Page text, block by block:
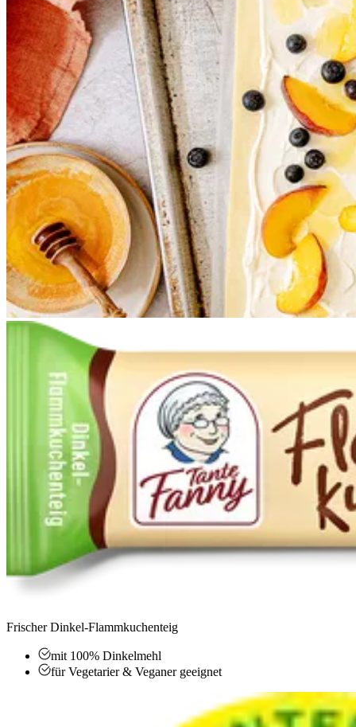
Frischer Dinkel-Flammkuchenteig
mit 100% Dinkelmehl
für Vegetarier & Veganer geeignet